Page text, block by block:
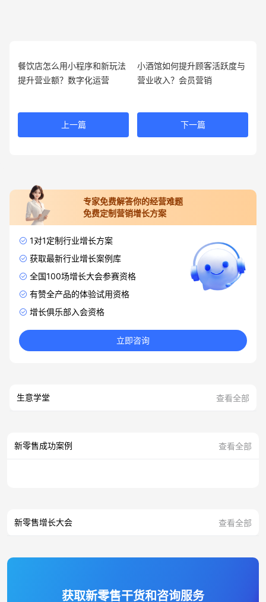
餐饮店怎么用小程序和新玩法
提升营业额？数字化运营
上一篇
小酒馆如何提升顾客活跃度与
营业收入？会员营销
下一篇
专家免费解答你的经营难题
免费定制营销增长方案
1对1定制行业增长方案
获取最新行业增长案例库
全国100场增长大会参赛资格
有赞全产品的体验试用资格
增长俱乐部入会资格
立即咨询
生意学堂 查看全部
新零售成功案例 查看全部
新零售增长大会 查看全部
获取新零售干货和咨询服务